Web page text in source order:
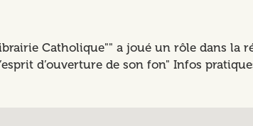
Catholique"" a joué un rôle dans la
d’ouverture de son fon" Infos